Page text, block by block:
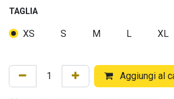
TAGLIA
XS S M L XL
Aggiungi al